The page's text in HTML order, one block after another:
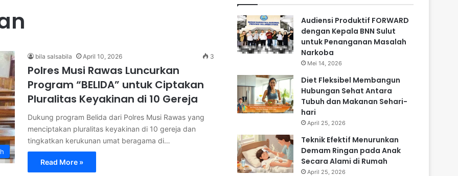
bila salsabila April 10, 2026 3
Polres Musi Rawas Luncurkan
Program “BELIDA” untuk Ciptakan
Pluralitas Keyakinan di 10 Gereja
Dukung program Belida dari Polres Musi Rawas yang
menciptakan pluralitas keyakinan di 10 gereja dan
tingkatkan kerukunan umat beragama di…
Read More »
Audiensi Produktif FORWARD
dengan Kepala BNN Sulut
untuk Penanganan Masalah
Narkoba
Mei 14, 2026
Diet Fleksibel Membangun
Hubungan Sehat Antara
Tubuh dan Makanan Sehari-
hari
April 25, 2026
Teknik Efektif Menurunkan
Demam Ringan pada Anak
Secara Alami di Rumah
April 25, 2026